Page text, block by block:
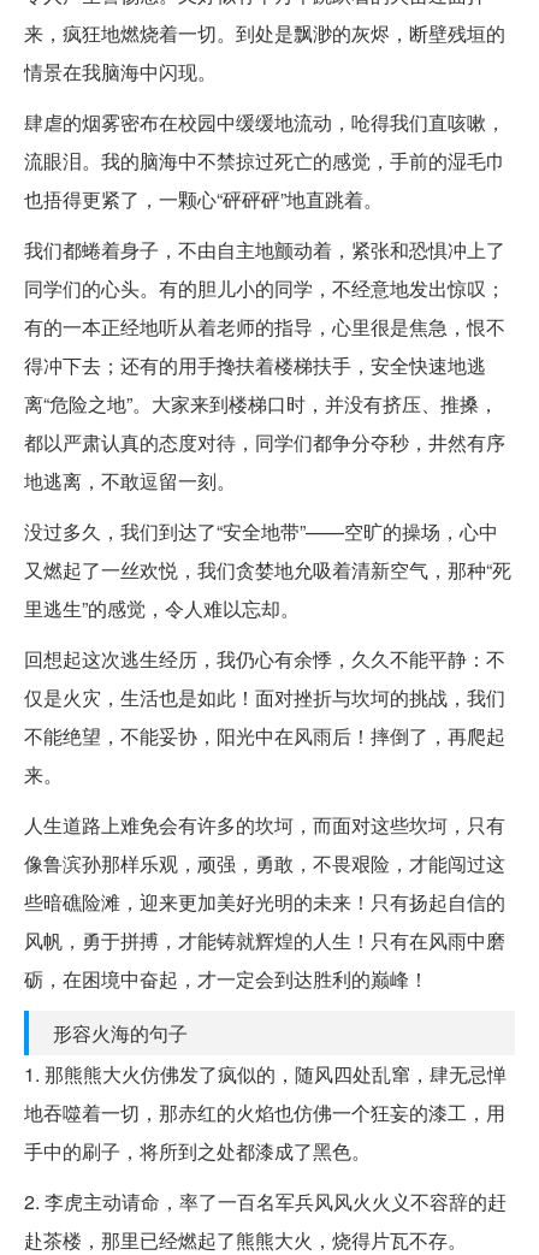
来，疯狂地燃烧着一切。到处是飘渺的灰烬，断壁残垣的
情景在我脑海中闪现。
肆虐的烟雾密布在校园中缓缓地流动，呛得我们直咳嗽，
流眼泪。我的脑海中不禁掠过死亡的感觉，手前的湿毛巾
也捂得更紧了，一颗心“砰砰砰”地直跳着。
我们都蜷着身子，不由自主地颤动着，紧张和恐惧冲上了
同学们的心头。有的胆儿小的同学，不经意地发出惊叹；
有的一本正经地听从着老师的指导，心里很是焦急，恨不
得冲下去；还有的用手搀扶着楼梯扶手，安全快速地逃
离“危险之地”。大家来到楼梯口时，并没有挤压、推搡，
都以严肃认真的态度对待，同学们都争分夺秒，井然有序
地逃离，不敢逗留一刻。
没过多久，我们到达了“安全地带”——空旷的操场，心中
又燃起了一丝欢悦，我们贪婪地允吸着清新空气，那种“死
里逃生”的感觉，令人难以忘却。
回想起这次逃生经历，我仍心有余悸，久久不能平静：不
仅是火灾，生活也是如此！面对挫折与坎坷的挑战，我们
不能绝望，不能妥协，阳光中在风雨后！摔倒了，再爬起
来。
人生道路上难免会有许多的坎坷，而面对这些坎坷，只有
像鲁滨孙那样乐观，顽强，勇敢，不畏艰险，才能闯过这
些暗礁险滩，迎来更加美好光明的未来！只有扬起自信的
风帆，勇于拼搏，才能铸就辉煌的人生！只有在风雨中磨
砺，在困境中奋起，才一定会到达胜利的巅峰！
形容火海的句子
1. 那熊熊大火仿佛发了疯似的，随风四处乱窜，肆无忌惮
地吞噬着一切，那赤红的火焰也仿佛一个狂妄的漆工，用
手中的刷子，将所到之处都漆成了黑色。
2. 李虎主动请命，率了一百名军兵风风火火义不容辞的赶
赴茶楼，那里已经燃起了熊熊大火，烧得片瓦不存。